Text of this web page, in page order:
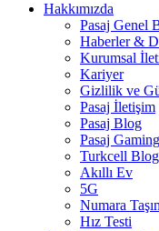
Hakkımızda
Pasaj Genel
Haberler &
Kurumsal
Kariyer
Gizlilik ve
Pasaj İletişim
Pasaj Blog
Pasaj Gaming
Turkcell Blog
Akıllı Ev
5G
Numara
Hız Testi